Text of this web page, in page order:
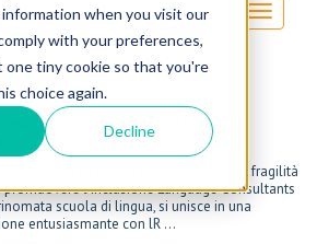
when you visit our
with your preferences,
one tiny cookie so that you're
choice again.
Decline
Toggle
DI CRESCITA INCLUSIVA E
PER LA COMUNITÀ
laboratori e progetti per contrastare la fragilità
promuovere l’inclusione Language Consultants
scuola di lingua, si unisce in una
entusiasmante con lR ...